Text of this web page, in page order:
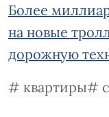
Более
на новые
дорожную
квартиры